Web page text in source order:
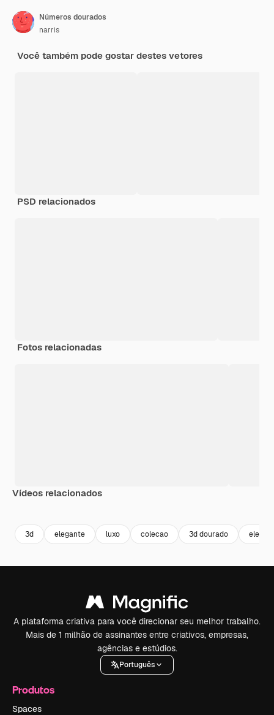
Números dourados
narris
Você também pode gostar destes vetores
PSD relacionados
Fotos relacionadas
Vídeos relacionados
3d elegante luxo colecao 3d dourado
A plataforma criativa para você direcionar seu melhor trabalho.
Mais de 1 milhão de assinantes entre criativos, empresas,
agências e estúdios.
Português
Produtos
Spaces